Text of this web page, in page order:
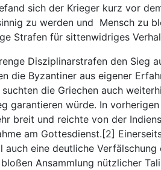
sich der Krieger kurz vor
zu werden und Mensch zu
Strafen für sittenwidriges
Disziplinarstrafen den Sieg
die Byzantiner aus eigener
die Griechen auch
garantieren würde. In
breit und reichte von der
am Gottesdienst.[2]
eine deutliche
Ansammlung nützlicher